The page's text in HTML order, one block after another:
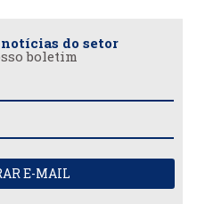
do setor
boletim
E-MAIL